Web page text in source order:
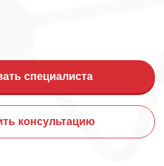
специалиста
консультацию